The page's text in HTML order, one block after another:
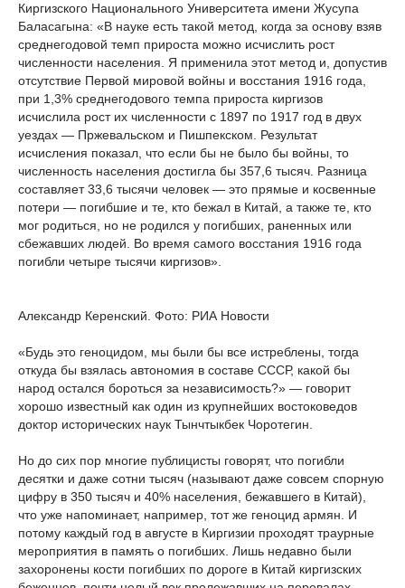
Киргизского Национального Университета имени Жусупа
Баласагына: «В науке есть такой метод, когда за основу взяв
среднегодовой темп прироста можно исчислить рост
численности населения. Я применила этот метод и, допустив
отсутствие Первой мировой войны и восстания 1916 года,
при 1,3% среднегодового темпа прироста киргизов
исчислила рост их численности с 1897 по 1917 год в двух
уездах — Пржевальском и Пишпекском. Результат
исчисления показал, что если бы не было бы войны, то
численность населения достигла бы 357,6 тысяч. Разница
составляет 33,6 тысячи человек — это прямые и косвенные
потери — погибшие и те, кто бежал в Китай, а также те, кто
мог родиться, но не родился у погибших, раненных или
сбежавших людей. Во время самого восстания 1916 года
погибли четыре тысячи киргизов».
Александр Керенский. Фото: РИА Новости
«Будь это геноцидом, мы были бы все истреблены, тогда
откуда бы взялась автономия в составе СССР, какой бы
народ остался бороться за независимость?» — говорит
хорошо известный как один из крупнейших востоковедов
доктор исторических наук Тынчтыкбек Чоротегин.
Но до сих пор многие публицисты говорят, что погибли
десятки и даже сотни тысяч (называют даже совсем спорную
цифру в 350 тысяч и 40% населения, бежавшего в Китай),
что уже напоминает, например, тот же геноцид армян. И
потому каждый год в августе в Киргизии проходят траурные
мероприятия в память о погибших. Лишь недавно были
захоронены кости погибших по дороге в Китай киргизских